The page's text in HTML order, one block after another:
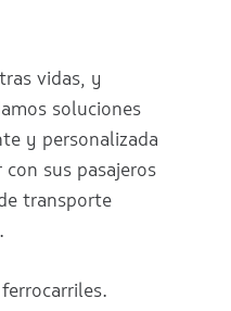
vidas, y
soluciones
y personalizada
sus pasajeros
transporte